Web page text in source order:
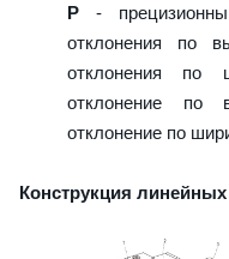
P -
отклонения по
отклонения
отклонение
отклонение по
Конструкция